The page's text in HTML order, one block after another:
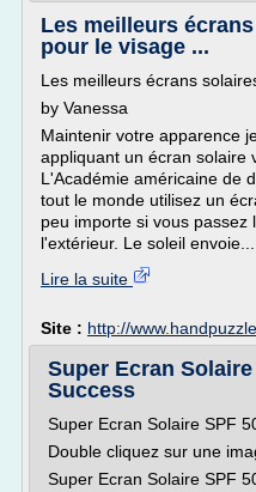
Les meilleurs
pour le visage ...
Les meilleurs écrans
by Vanessa
Maintenir votre apparence
appliquant un écran solaire
L'Académie américaine de
tout le monde utilisez un
peu importe si vous passez
l'extérieur. Le soleil envoie...
Lire la suite
Site : http://
Super Ecran
Success
Super Ecran Solaire SPF
Double cliquez sur une
Super Ecran Solaire SPF